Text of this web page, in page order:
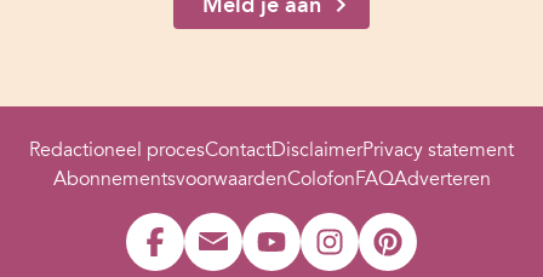
Redactioneel procesContactDisclaimerPrivacy statement
AbonnementsvoorwaardenColofonFAQAdverteren